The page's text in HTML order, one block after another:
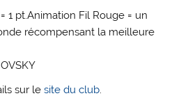
1 pt.Animation Fil Rouge = un
récompensant la meilleure
sur lesite du club.